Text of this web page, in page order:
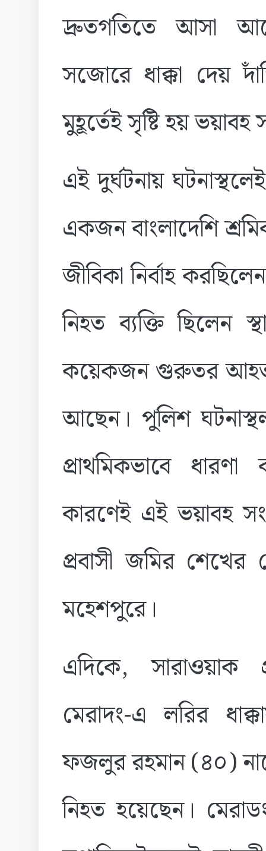
দ্রুতগতিতে আসা
সজোরে ধাক্কা দেয়
মুহূর্তেই সৃষ্টি হয় ভয়াবহ
এই দুর্ঘটনায়
একজন বাংলাদেশি
জীবিকা নির্বাহ
নিহত ব্যক্তি ছিলেন
কয়েকজন গুরুতর আহত
আছেন। পুলিশ
প্রাথমিকভাবে
কারণেই এই ভয়াবহ
প্রবাসী জমির শেখের
মহেশপুরে।
এদিকে, সারাওয়াক
মেরাদং-এ লরির
ফজলুর রহমান (৪০)
নিহত হয়েছেন।